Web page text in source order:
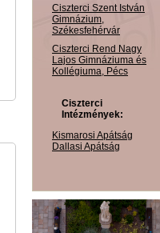
Ciszterci Szent István
Gimnázium,
Székesfehérvár
Ciszterci Rend Nagy
Lajos Gimnáziuma és
Kollégiuma, Pécs
Ciszterci
Intézmények:
Kismarosi Apátság
Dallasi Apátság